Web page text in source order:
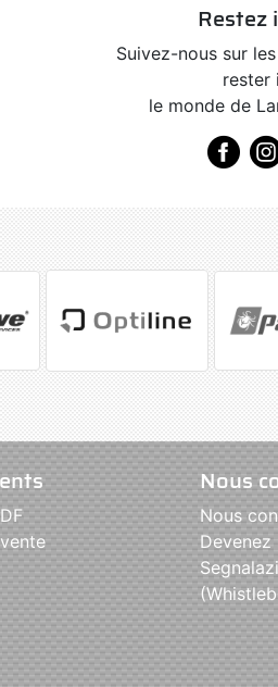
Restez
Suivez-nous sur
rester
le monde de
Nous
Nous
Devenez